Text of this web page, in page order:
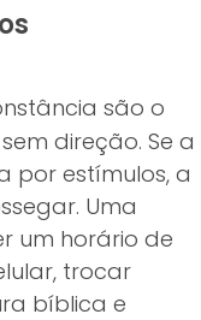
são o
direção. Se a
por estímulos, a
Uma
um horário de
trocar
bíblica e